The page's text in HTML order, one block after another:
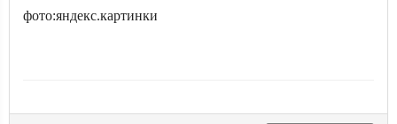
фото:яндекс.картинки